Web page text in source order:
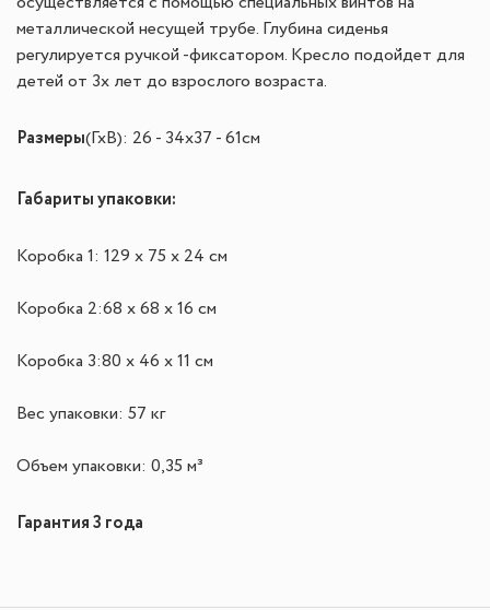
металлической несущей трубе. Глубина сиденья
регулируется ручкой -фиксатором. Кресло подойдет для
детей от 3х лет до взрослого возраста.
Размеры(ГхВ): 26 - 34х37 - 61см
Габариты упаковки:
Коробка 1: 129 х 75 х 24 см
Коробка 2:68 х 68 х 16 см
Коробка 3:80 х 46 х 11 см
Вес упаковки: 57 кг
Объем упаковки: 0,35 м³
Гарантия 3 года